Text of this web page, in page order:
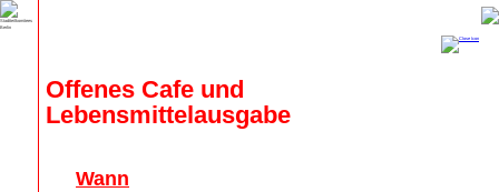
Offenes Cafe und
Lebensmittelausgabe
Wann